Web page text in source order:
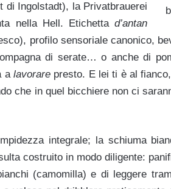
di Ingolstadt), la Privatbrauerei
nella Hell. Etichettad’antan
profilo sensoriale canonico,
di serate… o anche di
a lavorare presto. E lei ti è al
che in quel bicchiere non ci
integrale; la schiuma
costruito in modo diligente:
(camomilla) e di leggere